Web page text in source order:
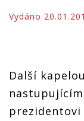
Vydáno
Další